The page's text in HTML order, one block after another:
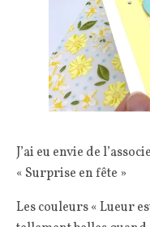
J’ai eu envie de
« Surprise en fête »
Les couleurs « Lueur